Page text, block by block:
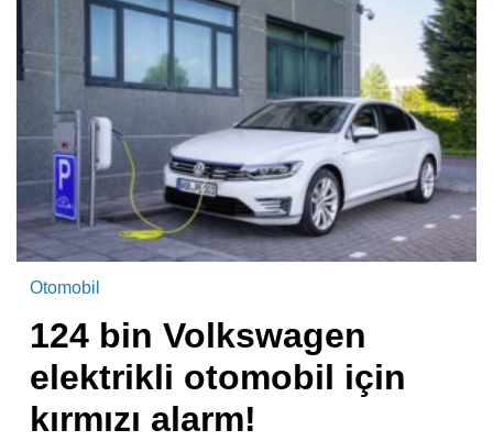
Otomobil
124 bin Volkswagen
elektrikli otomobil için
kırmızı alarm!